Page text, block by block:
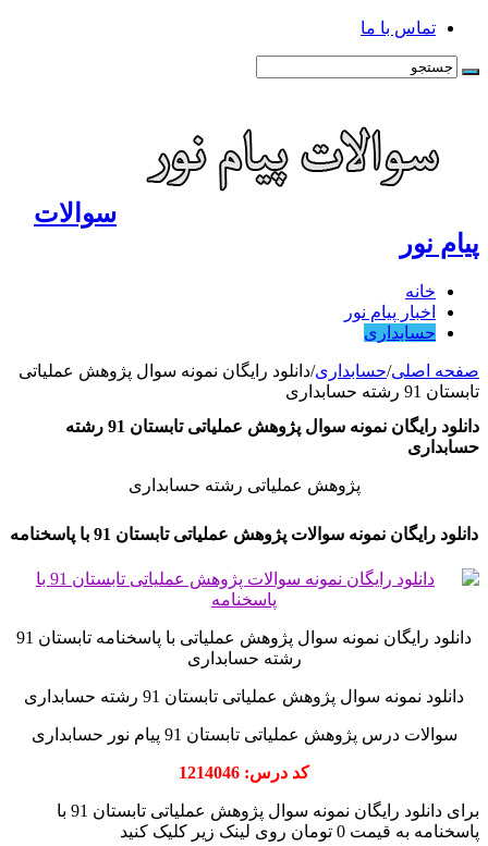
تماس با ما
سوالات
پیام نور
خانه
اخبار پیام نور
حسابداری
صفحه اصلی/حسابداری/دانلود رایگان نمونه سوال پژوهش عملیاتی
تابستان 91 رشته حسابداری
دانلود رایگان نمونه سوال پژوهش عملیاتی تابستان 91 رشته
حسابداری
پژوهش عملیاتی رشته حسابداری
دانلود رایگان نمونه سوالات پژوهش عملیاتی تابستان 91 با پاسخنامه
دانلود رایگان نمونه سوال پژوهش عملیاتی با پاسخنامه تابستان 91
رشته حسابداری
دانلود نمونه سوال پژوهش عملیاتی تابستان 91 رشته حسابداری
سوالات درس پژوهش عملیاتی تابستان 91 پیام نور حسابداری
کد درس: 1214046
برای دانلود رایگان نمونه سوال پژوهش عملیاتی تابستان 91 با
پاسخنامه به قیمت 0 تومان روی لینک زیر کلیک کنید